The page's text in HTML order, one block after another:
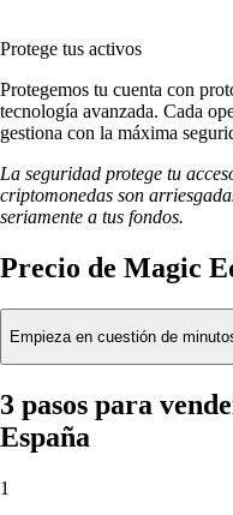
Protege tus activos
Protegemos tu cuenta con
tecnología avanzada. Cada
gestiona con la máxima
La seguridad protege tu
criptomonedas son
seriamente a tus fondos.
Precio de Magic
Empieza en cuestión de
3 pasos para
España
1